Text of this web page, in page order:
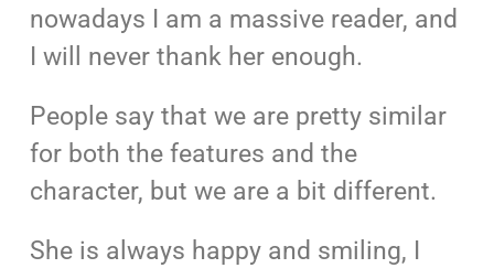
nowadays I am a massive reader, and
I will never thank her enough.
People say that we are pretty similar
for both the features and the
character, but we are a bit different.
She is always happy and smiling, I